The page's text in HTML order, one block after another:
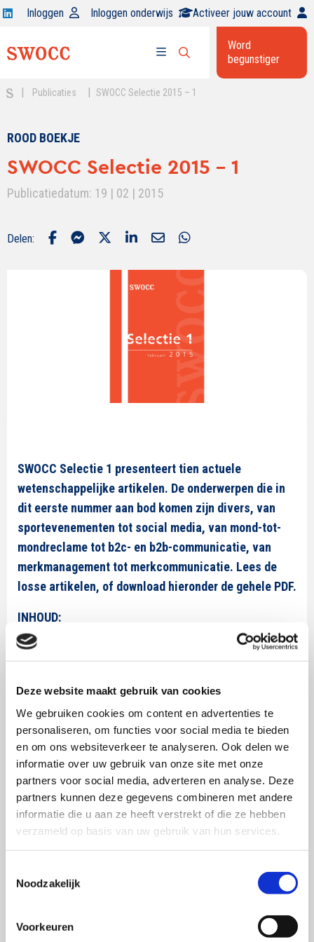
Deze website maakt gebruik van cookies
We gebruiken cookies om content en advertenties te
personaliseren, om functies voor social media te bieden
en om ons websiteverkeer te analyseren. Ook delen we
informatie over uw gebruik van onze site met onze
partners voor social media, adverteren en analyse. Deze
partners kunnen deze gegevens combineren met andere
informatie die u aan ze heeft verstrekt of die ze hebben
verzameld op basis van uw gebruik van hun services.
Noodzakelijk
Voorkeuren
Open
op
Inloggen Inloggen onderwijs Activeer jouw account
menu
Open
zoekbalk
Word
begunstiger
Publicaties SWOCC Selectie 2015 – 1
ROOD BOEKJE
SWOCC Selectie 2015 - 1
Publicatiedatum: 19 | 02 | 2015
Delen:
SWOCC Selectie 1 presenteert tien actuele
wetenschappelijke artikelen. De onderwerpen die in
dit eerste nummer aan bod komen zijn divers, van
sportevenementen tot social media, van mond-tot-
mondreclame tot b2c- en b2b-communicatie, van
merkmanagement tot merkcommunicatie. Lees de
losse artikelen, of download hieronder de gehele PDF.
INHOUD:
1)De effectiviteit van bedrijfsblogs
Corporate
Marketing
3)Een goede klantrelatie door te vragen–International
Journal of Advertising
4) Sponsoring rondom sportevenementen: niet altijd
slim
International Journal of Marketing
5)Context essentieel bij stimuleren milieuvriendelijk
gedrag– Journal of Advertising
6)De impact van positieve en negatieve WOM–
Journal of Advertising
Het nut van kwalitatieve interacties in b2b brand
communities
Industrial Marketing Management
Journal of Advertising